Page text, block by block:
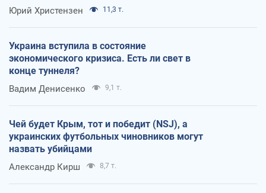
Юрий Христензен 11,3 т.
Украина вступила в состояние
экономического кризиса. Есть ли свет в
конце туннеля?
Вадим Денисенко 9,1 т.
Чей будет Крым, тот и победит (NSJ), а
украинских футбольных чиновников могут
назвать убийцами
Александр Кирш 8,7 т.